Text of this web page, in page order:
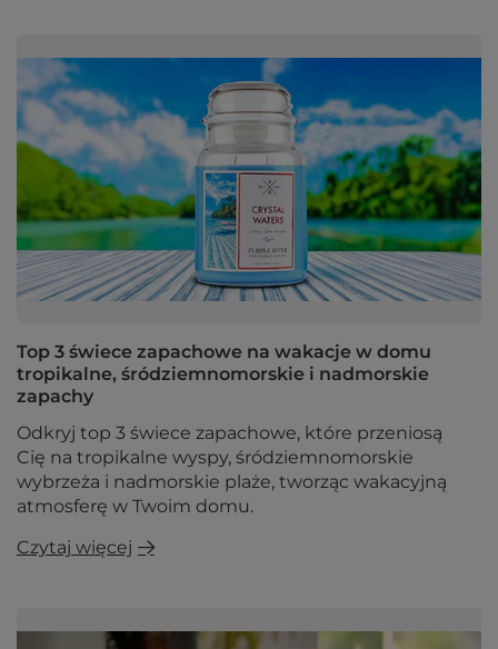
Top 3 świece zapachowe na wakacje w domu
tropikalne, śródziemnomorskie i nadmorskie
zapachy
Odkryj top 3 świece zapachowe, które przeniosą
Cię na tropikalne wyspy, śródziemnomorskie
wybrzeża i nadmorskie plaże, tworząc wakacyjną
atmosferę w Twoim domu.
Czytaj więcej